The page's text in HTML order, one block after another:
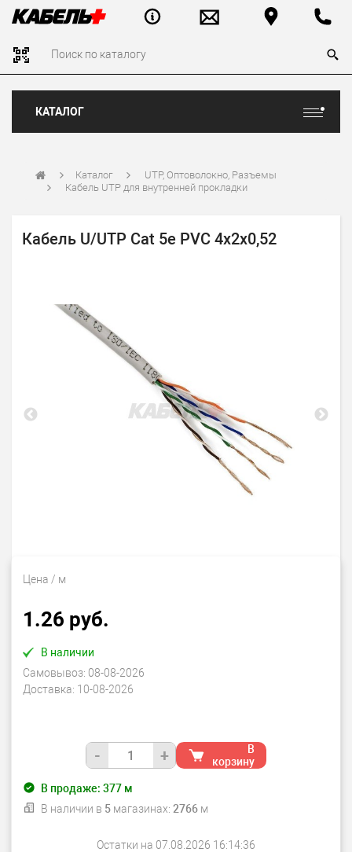
КАТАЛОГ
Каталог
UTP, Оптоволокно, Разъемы
Кабель UTP для внутренней прокладки
Кабель U/UTP Cat 5e PVC 4х2х0,52
Цена / м
1.26 руб.
В наличии
Самовывоз: 08-08-2026
Доставка: 10-08-2026
- +
В
корзину
В продаже: 377м
В наличии в 5 магазинах: 2766м
Остатки на 07.08.2026 16:14:36